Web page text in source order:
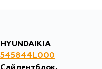
HYUNDAIKIA
545844L000